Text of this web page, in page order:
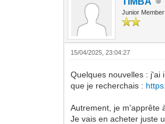
Junior Member
15/04/2025, 23:04:27
Quelques nouvelles : j'ai
que je recherchais :
Autrement, je m'apprête
Je vais en acheter juste